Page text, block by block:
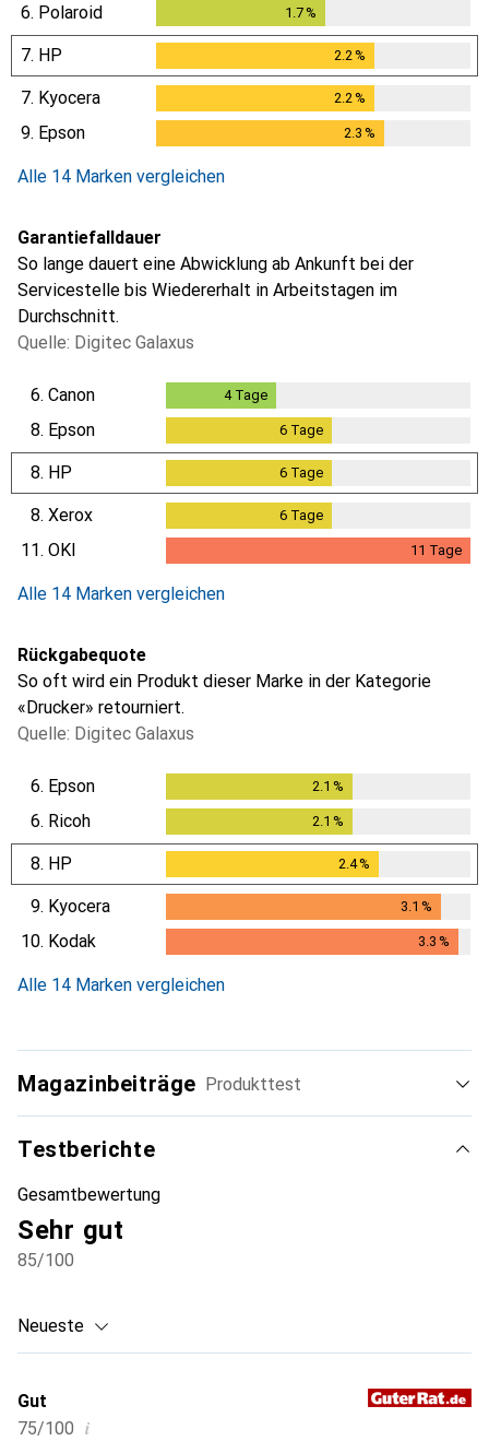
6. Polaroid 1.7%
7. HP 2.2 %
7. Kyocera 2.2 %
9. Epson 2.3 %
Alle 14 Marken vergleichen
Garantiefalldauer
So lange dauert eine Abwicklung ab Ankunft bei der
Servicestelle bis Wiedererhalt in Arbeitstagen im
Durchschnitt.
Quelle: Digitec Galaxus
6. Canon 4Tage
8. Epson 6Tage
8. HP 6Tage
8. Xerox 6Tage
11. OKI 11 Tage
Alle 14 Marken vergleichen
Rückgabequote
So oft wird ein Produkt dieser Marke in der Kategorie
«Drucker» retourniert.
Quelle: Digitec Galaxus
6. Epson 2.1 %
6. Ricoh 2.1 %
8. HP 2.4%
9. Kyocera 3.1 %
3.1%
10. Kodak 3.3 %
Alle 14 Marken vergleichen
Magazinbeiträge Produkttest
Testberichte
Gesamtbewertung
Sehr gut
85/100
Neueste
Gut
75/100 i